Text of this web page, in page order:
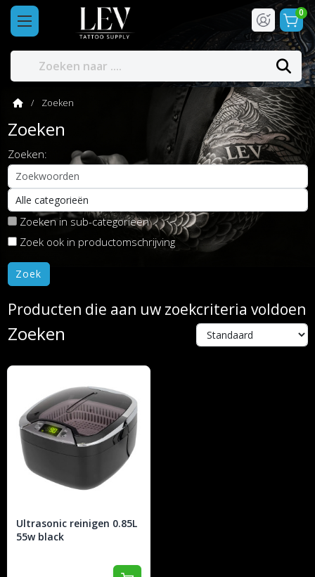
0
Zoeken
Zoeken
Zoeken:
Zoeken in sub-categorieën
Zoek ook in productomschrijving
Producten die aan uw zoekcriteria voldoen
Zoeken
Ultrasonic reinigen 0.85L
55w black